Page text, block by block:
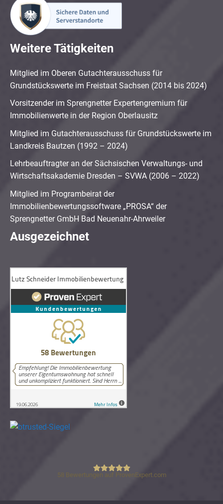
Weitere Tätigkeiten
Mitglied im Oberen Gutachterausschuss für
Grundstückswerte im Freistaat Sachsen (2014 bis 2024)
Vorsitzender im Sprengnetter Expertengremium für
Immobilienwerte in der Region Oberlausitz
Mitglied im Gutachterausschuss für Grundstückswerte im
Landkreis Bautzen (1992 – 2024)
Lehrbeauftragter an der Sächsischen Verwaltungs- und
Wirtschaftsakademie Dresden – SVWA (2006 – 2022)
Mitglied im Programbeirat der
Immobilienbewertungssoftware „PROSA“ der
Sprengnetter GmbH Bad Neuenahr-Ahrweiler
Ausgezeichnet
Lutz Schneider Immobilienbewertung
58 Bewertungen auf ProvenExpert.com